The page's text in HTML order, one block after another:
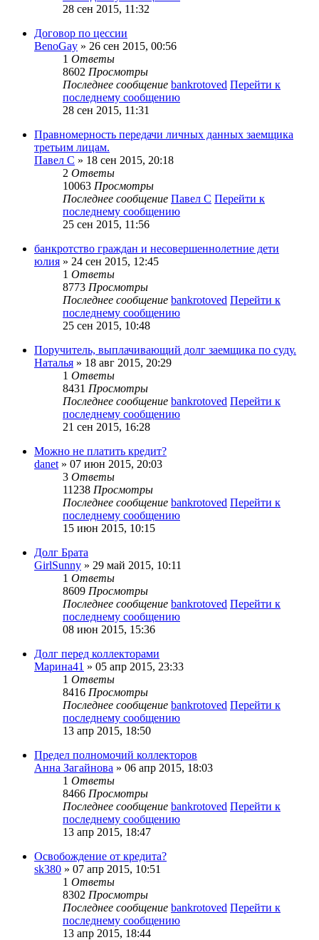
28 сен 2015, 11:32
Договор по цессии
BenoGay » 26 сен 2015, 00:56
1 Ответы
8602 Просмотры
Последнее сообщение bankrotoved Перейти к
последнему сообщению
28 сен 2015, 11:31
Правномерность передачи личных данных заемщика
третьим лицам.
Павел С » 18 сен 2015, 20:18
2 Ответы
10063 Просмотры
Последнее сообщение Павел С Перейти к
последнему сообщению
25 сен 2015, 11:56
банкротство граждан и несовершеннолетние дети
юлия » 24 сен 2015, 12:45
1 Ответы
8773 Просмотры
Последнее сообщение bankrotoved Перейти к
последнему сообщению
25 сен 2015, 10:48
Поручитель, выплачивающий долг заемщика по суду.
Наталья » 18 авг 2015, 20:29
1 Ответы
8431 Просмотры
Последнее сообщение bankrotoved Перейти к
последнему сообщению
21 сен 2015, 16:28
Можно не платить кредит?
danet » 07 июн 2015, 20:03
3 Ответы
11238 Просмотры
Последнее сообщение bankrotoved Перейти к
последнему сообщению
15 июн 2015, 10:15
Долг Брата
GirlSunny » 29 май 2015, 10:11
1 Ответы
8609 Просмотры
Последнее сообщение bankrotoved Перейти к
последнему сообщению
08 июн 2015, 15:36
Долг перед коллекторами
Марина41 » 05 апр 2015, 23:33
1 Ответы
8416 Просмотры
Последнее сообщение bankrotoved Перейти к
последнему сообщению
13 апр 2015, 18:50
Предел полномочий коллекторов
Анна Загайнова » 06 апр 2015, 18:03
1 Ответы
8466 Просмотры
Последнее сообщение bankrotoved Перейти к
последнему сообщению
13 апр 2015, 18:47
Освобождение от кредита?
sk380 » 07 апр 2015, 10:51
1 Ответы
8302 Просмотры
Последнее сообщение bankrotoved Перейти к
последнему сообщению
13 апр 2015, 18:44